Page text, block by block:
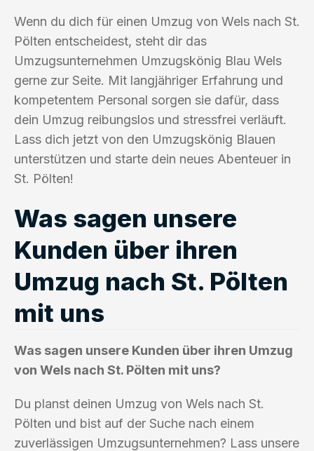
Wenn du dich für einen Umzug von Wels nach St.
Pölten entscheidest, steht dir das
Umzugsunternehmen Umzugskönig Blau Wels
gerne zur Seite. Mit langjähriger Erfahrung und
kompetentem Personal sorgen sie dafür, dass
dein Umzug reibungslos und stressfrei verläuft.
Lass dich jetzt von den Umzugskönig Blauen
unterstützen und starte dein neues Abenteuer in
St. Pölten!
Was sagen unsere
Kunden über ihren
Umzug nach St. Pölten
mit uns
Was sagen unsere Kunden über ihren Umzug
von Wels nach St. Pölten mit uns?
Du planst deinen Umzug von Wels nach St.
Pölten und bist auf der Suche nach einem
zuverlässigen Umzugsunternehmen? Lass unsere